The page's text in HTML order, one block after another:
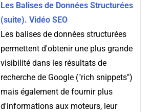
Les Balises de Données Structurées
(suite). Vidéo SEO
Les balises de données structurées
permettent d'obtenir une plus grande
visibilité dans les résultats de
recherche de Google ("rich snippets")
mais également de fournir plus
d'informations aux moteurs, leur